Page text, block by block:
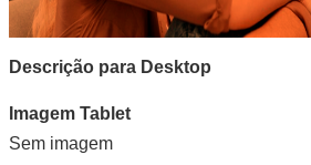
Descrição para Desktop
Imagem Tablet
Sem imagem